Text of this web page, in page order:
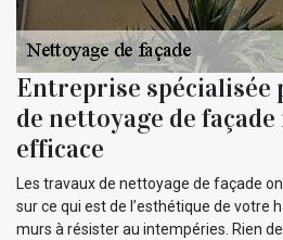
Entreprise spécialisée
de nettoyage de
efficace
Les travaux de nettoyage de façade
sur ce qui est de l’esthétique de votre
murs à résister au intempéries. Rien